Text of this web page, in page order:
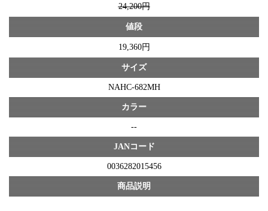
24,200円
値段
19,360円
サイズ
NAHC-682MH
カラー
--
JANコード
0036282015456
商品説明